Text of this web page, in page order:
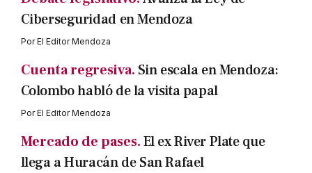
Ciberseguridad en Mendoza
PorEl Editor Mendoza
Cuenta regresiva. Sin escala en Mendoza:
Colombo habló de la visita papal
PorEl Editor Mendoza
Mercado de pases.El ex River Plate que
llega a Huracán de San Rafael